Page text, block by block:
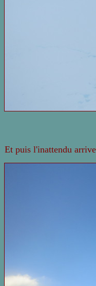
Et puis l'inattendu